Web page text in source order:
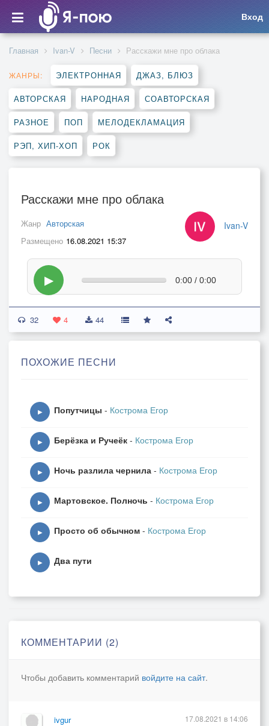
Вход
Главная Ivan-V Песни Расскажи мне про облака
ЖАНРЫ: ЭЛЕКТРОННАЯ ДЖАЗ, БЛЮЗ
АВТОРСКАЯ НАРОДНАЯ СОАВТОРСКАЯ
РАЗНОЕ ПОП МЕЛОДЕКЛАМАЦИЯ
РЭП, ХИП-ХОП РОК
Расскажи мне про облака
Ivan-V
Жанр Авторская
Размещено 16.08.2021 15:37
▶ 0:00 / 0:00
32 4 44
ПОХОЖИЕ ПЕСНИ
▶ Попутчицы - Кострома Егор
▶ Берёзка и Ручеёк - Кострома Егор
▶ Ночь разлила чернила - Кострома Егор
▶ Мартовское. Полночь - Кострома Егор
▶ Просто об обычном - Кострома Егор
▶ Два пути
КОММЕНТАРИИ (2)
Чтобы добавить комментарий войдите на сайт.
ivgur
17.08.2021 в 14:06